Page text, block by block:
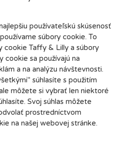
používateľskú skúsenosť
súbory cookie. To
cookie Taffy & Lilly a súbory
cookie sa používajú na
a na analýzu návštevnosti.
súhlasíte s použitím
môžete si vybrať len niektoré
Svoj súhlas môžete
prostredníctvom
na našej webovej stránke.